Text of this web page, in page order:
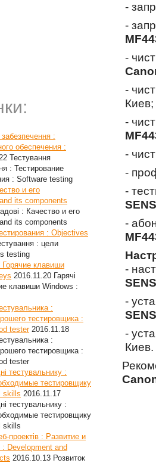
:
обеспечения :
Тестування
: Тестирование
: Software testing
и его
its components
: Качество и его
its components
: Objectives
: цели
testing
Горячие клавиши
2016.11.20 Гарячі
клавиши Windows :
:
тестировщика :
tester 2016.11.18
:
тестировщика :
tester
тестувальнику :
тестировщику
skills 2016.11.17
тестувальнику :
тестировщику
skills
проектів : Развитие и
Development and
2016.10.13 Розвиток
-
-
-
-
Киев;
-
-
-
-
-
-
-
-
Киев.